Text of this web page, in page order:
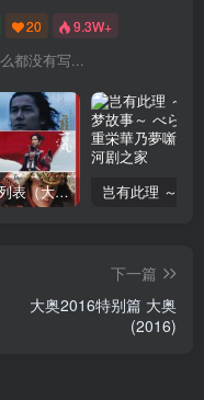
20 9.3W+
都没有写...
大河剧目录列表（大河剧资源以本目录为准）
下一篇
大奥2016特别篇 大奥
(2016)